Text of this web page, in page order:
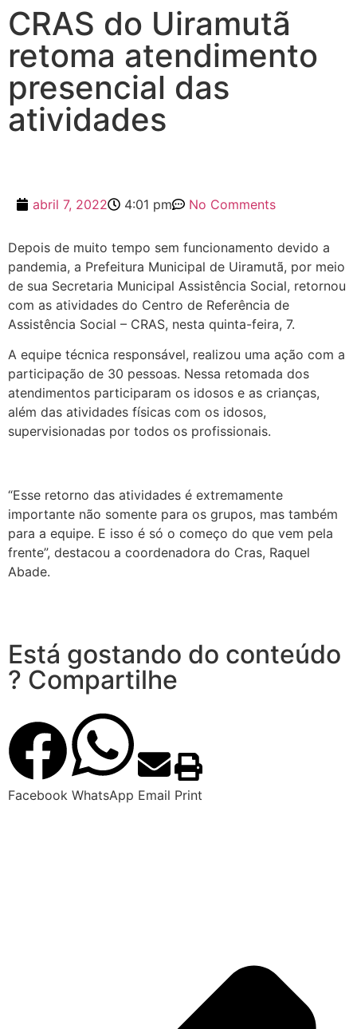
CRAS do Uiramutã
retoma atendimento
presencial das
atividades
abril 7, 2022 4:01 pm No Comments
Depois de muito tempo sem funcionamento devido a
pandemia, a Prefeitura Municipal de Uiramutã, por meio
de sua Secretaria Municipal Assistência Social, retornou
com as atividades do Centro de Referência de
Assistência Social – CRAS, nesta quinta-feira, 7.
A equipe técnica responsável, realizou uma ação com a
participação de 30 pessoas. Nessa retomada dos
atendimentos participaram os idosos e as crianças,
além das atividades físicas com os idosos,
supervisionadas por todos os profissionais.
“Esse retorno das atividades é extremamente
importante não somente para os grupos, mas também
para a equipe. E isso é só o começo do que vem pela
frente”, destacou a coordenadora do Cras, Raquel
Abade.
Está gostando do conteúdo
? Compartilhe
Facebook WhatsApp Email Print